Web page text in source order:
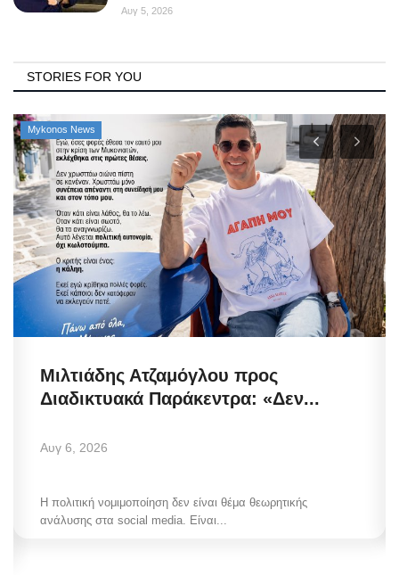
Αυγ 5, 2026
STORIES FOR YOU
Mykonos News
Μιλτιάδης Ατζαμόγλου προς
Διαδικτυακά Παράκεντρα: «Δεν...
Αυγ 6, 2026
Η πολιτική νομιμοποίηση δεν είναι θέμα θεωρητικής
ανάλυσης στα social media. Είναι...